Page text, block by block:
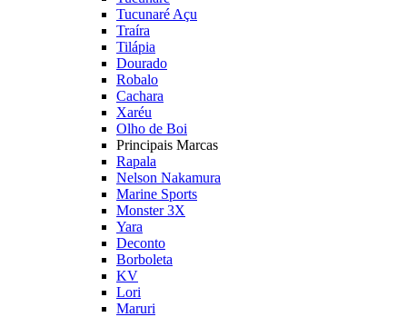
Tucunaré Açu
Traíra
Tilápia
Dourado
Robalo
Cachara
Xaréu
Olho de Boi
Principais Marcas
Rapala
Nelson Nakamura
Marine Sports
Monster 3X
Yara
Deconto
Borboleta
KV
Lori
Maruri